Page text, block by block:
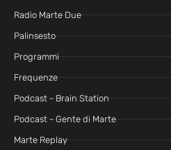
Radio Marte Due
Palinsesto
Programmi
Frequenze
Podcast - Brain Station
Podcast - Gente di Marte
Marte Replay